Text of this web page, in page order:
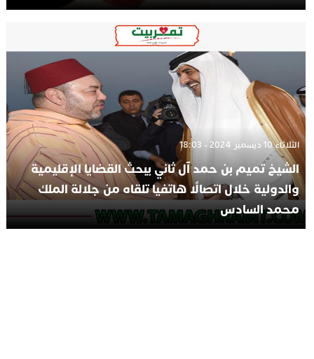
الثلاثاء 10 ديسمبر 2024 - 18:03
الشيخ تميم بن حمد آل ثاني يبحث القضايا الإقليمية
والدولية خلال اتصالًا هاتفيا تلقاه من جلالة الملك
محمد السادس